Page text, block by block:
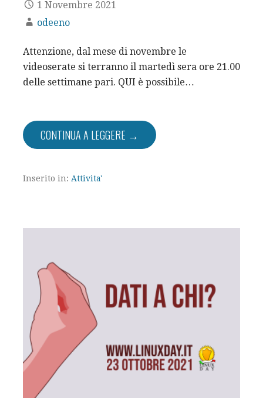
1 Novembre 2021
odeeno
Attenzione, dal mese di novembre le
videoserate si terranno il martedì sera ore 21.00
delle settimane pari. QUI è possibile…
CONTINUA A LEGGERE →
Inserito in: Attivita'